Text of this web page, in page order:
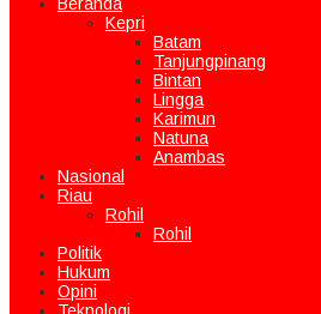
Kepri
Batam
Tanjungpinang
Bintan
Lingga
Karimun
Natuna
Anambas
Nasional
Riau
Rohil
Rohil
Politik
Hukum
Opini
Teknologi